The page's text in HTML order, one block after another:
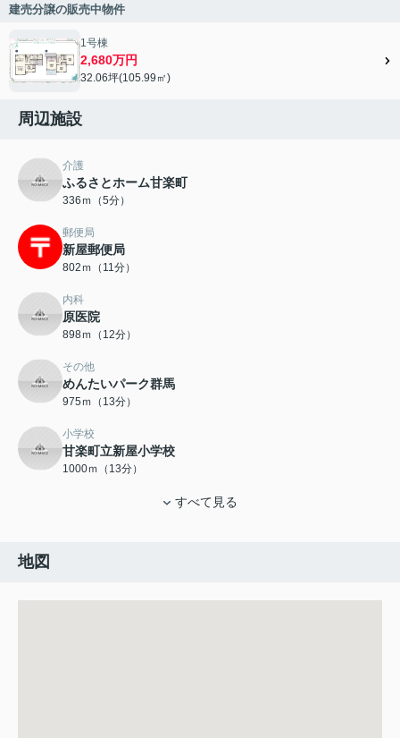
建売分譲の販売中物件
1号棟
2,680万円
32.06坪(105.99㎡)
周辺施設
介護
ふるさとホーム甘楽町
336ｍ（5分）
郵便局
新屋郵便局
802ｍ（11分）
内科
原医院
898ｍ（12分）
その他
めんたいパーク群馬
975ｍ（13分）
小学校
甘楽町立新屋小学校
1000ｍ（13分）
すべて見る
地図